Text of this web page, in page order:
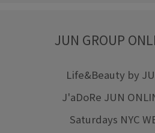
JUN GROUP
Life&Beauty by
J'aDoRe JUN
Saturdays NYC